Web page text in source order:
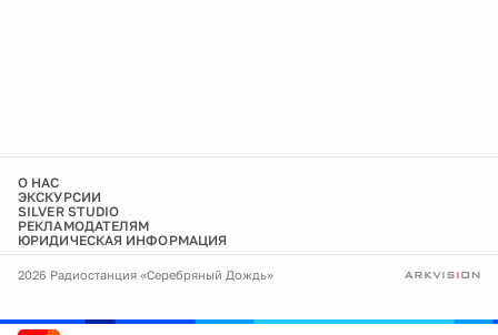
О НАС
ЭКСКУРСИИ
SILVER STUDIO
РЕКЛАМОДАТЕЛЯМ
ЮРИДИЧЕСКАЯ ИНФОРМАЦИЯ
2026 Радиостанция «Серебряный Дождь»